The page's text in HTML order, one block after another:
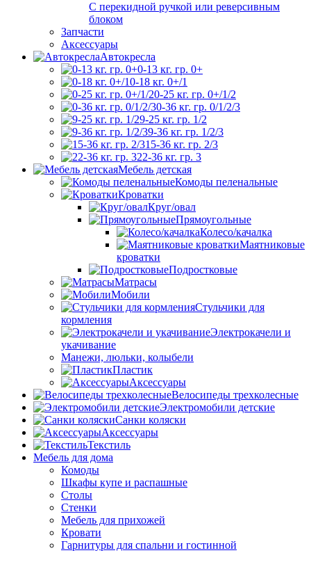
С перекидной ручкой или реверсивным
блоком
Запчасти
Аксессуары
Автокресла
0-13 кг. гр. 0+
0-18 кг. 0+/1
0-25 кг. гр. 0+/1/2
0-36 кг. гр. 0/1/2/3
9-25 кг. гр. 1/2
9-36 кг. гр. 1/2/3
15-36 кг. гр. 2/3
22-36 кг. гр. 3
Мебель детская
Комоды пеленальные
Кроватки
Круг/овал
Прямоугольные
Колесо/качалка
Маятниковые
кроватки
Подростковые
Матрасы
Мобили
Стульчики для
кормления
Электрокачели и
укачивание
Манежи, люльки, колыбели
Пластик
Аксессуары
Велосипеды трехколесные
Электромобили детские
Санки коляски
Аксессуары
Текстиль
Мебель для дома
Комоды
Шкафы купе и распашные
Столы
Стенки
Мебель для прихожей
Кровати
Гарнитуры для спальни и гостинной